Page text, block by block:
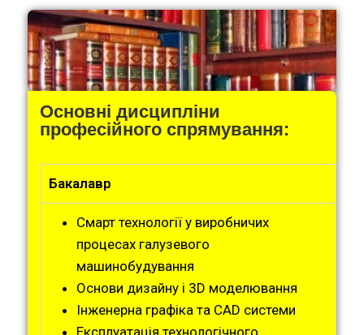
Основні дисципліни
професійного спрямування:
Бакалавр
Смарт технології у виробничих
процесах галузевого
машинобудування
Основи дизайну і 3D моделювання
Інженерна графіка та CAD системи
Експлуатація технологічного